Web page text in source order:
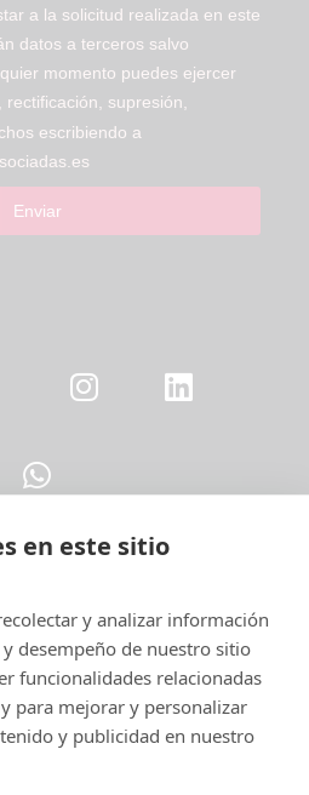
a la solicitud realizada en este
datos a terceros salvo
momento puedes ejercer
supresión,
escribiendo a
Enviar
en este sitio
y analizar información
desempeño de nuestro sitio
funcionalidades relacionadas
para mejorar y personalizar
y publicidad en nuestro